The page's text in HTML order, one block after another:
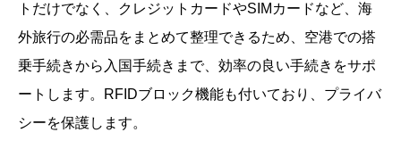
トだけでなく、クレジットカードやSIMカードなど、海
外旅行の必需品をまとめて整理できるため、空港での搭
乗手続きから入国手続きまで、効率の良い手続きをサポ
ートします。RFIDブロック機能も付いており、プライバ
シーを保護します。